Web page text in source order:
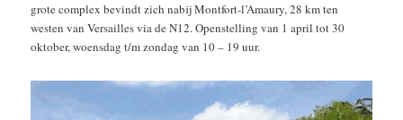
grote complex bevindt zich nabij Montfort-l’Amaury, 28 km ten
westen van Versailles via de N12. Openstelling van 1 april tot 30
oktober, woensdag t/m zondag van 10 – 19 uur.